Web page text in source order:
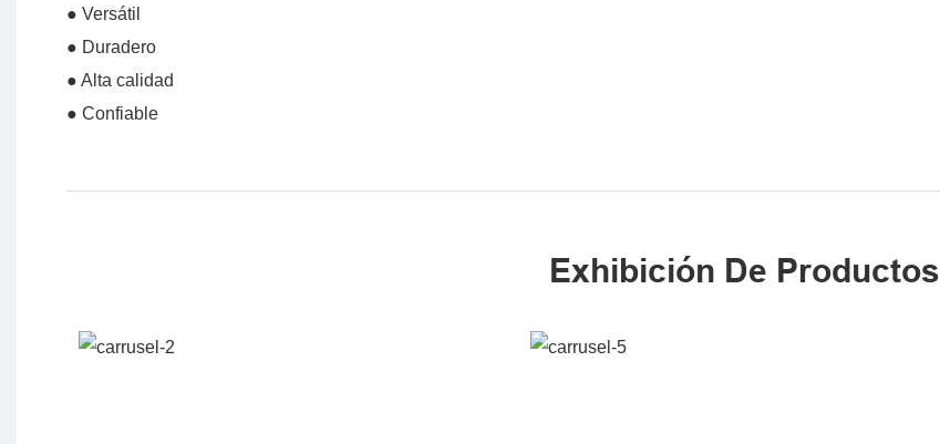
● Versátil
● Duradero
● Alta calidad
● Confiable
Exhibición De Productos